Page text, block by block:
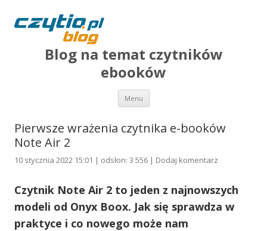
Blog na temat czytników
ebooków
Menu Przejdź do treści
Pierwsze wrażenia czytnika e-booków
Note Air 2
10 stycznia 2022 15:01 | odsłon: 3 556 | Dodaj komentarz
Czytnik Note Air 2 to jeden z najnowszych
modeli od Onyx Boox. Jak się sprawdza w
praktyce i co nowego może nam